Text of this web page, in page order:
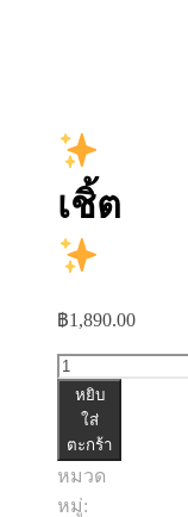
เชิ้ต
฿1,890.00
จำนวน
เชิ้ต
ชิ้น
หยิบ
ใส่
ตะกร้า
หมวด
หมู่: